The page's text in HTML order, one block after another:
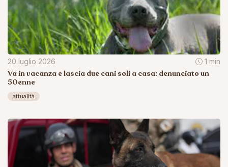
20 luglio 2026 1 min
Va in vacanza e lascia due cani soli a casa: denunciato un
50enne
attualità